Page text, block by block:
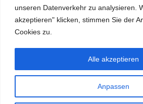
unseren Datenverkehr zu analysieren.
akzeptieren" klicken, stimmen Sie der
Cookies zu.
Anpassen
Alle akzeptieren